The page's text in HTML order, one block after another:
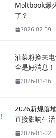
Moltbook爆
了？
2026-02-09
油菜籽换来
全是好消息！
2026-01-16
2026新规落
直接影响生活
2026-01-02